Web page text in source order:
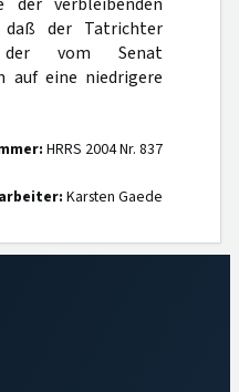
daß der Tatrichter
der vom Senat
auf eine niedrigere
HRRS 2004 Nr. 837
Karsten Gaede